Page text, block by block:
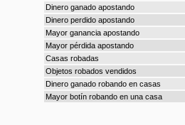
Dinero ganado apostando
Dinero perdido apostando
Mayor ganancia apostando
Mayor pérdida apostando
Casas robadas
Objetos robados vendidos
Dinero ganado robando en casas
Mayor botín robando en una casa